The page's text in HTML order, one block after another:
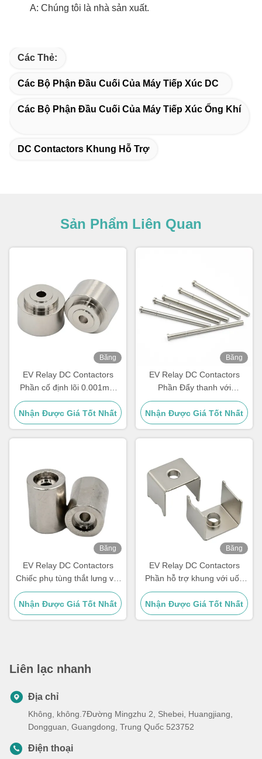
A: Chúng tôi là nhà sản xuất.
Các Thẻ:
Các Bộ Phận Đầu Cuối Của Máy Tiếp Xúc DC
Các Bộ Phận Đầu Cuối Của Máy Tiếp Xúc Ống Khí
DC Contactors Khung Hỗ Trợ
Sản Phẩm Liên Quan
Băng
EV Relay DC Contactors
Phần cố định lõi 0.001mm
Khả năng dung nạp với CNC
quay
Nhận Được Giá Tốt Nhất
Băng
EV Relay DC Contactors
Phần Đẩy thanh với
Passivation, Electrophoresis,
Điện đánh bóng
Nhận Được Giá Tốt Nhất
Băng
EV Relay DC Contactors
Chiếc phụ tùng thắt lưng với
CNC Turn CNC Milling Laser
Cutting
Nhận Được Giá Tốt Nhất
Băng
EV Relay DC Contactors
Phần hỗ trợ khung với uốn
cong, quay, cắt dây
Nhận Được Giá Tốt Nhất
Liên lạc nhanh
Địa chỉ
Không, không.7Đường Mingzhu 2, Shebei, Huangjiang,
Dongguan, Guangdong, Trung Quốc 523752
Điện thoại